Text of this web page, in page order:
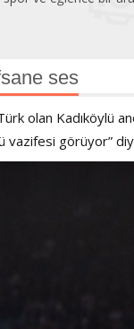
ses
olan Kadıköylü
vazifesi görüyor”